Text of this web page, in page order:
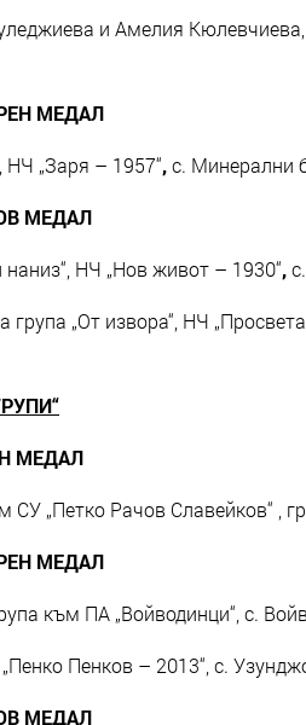
и Амелия
МЕДАЛ
НЧ „Заря – 1957“,с. Минерални
МЕДАЛ
НЧ „Нов живот – 1930“,
група „От извора“, НЧ
МЕДАЛ
СУ „Петко Рачов Славейков“ ,
МЕДАЛ
към ПА „Войводинци“, с.
Пенков – 2013“, с.
МЕДАЛ